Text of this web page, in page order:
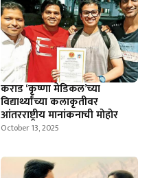
कराड ‘कृष्णा मेडिकल’च्या
विद्यार्थ्यांच्या कलाकृतीवर
आंतरराष्ट्रीय मानांकनाची मोहोर
October 13, 2025